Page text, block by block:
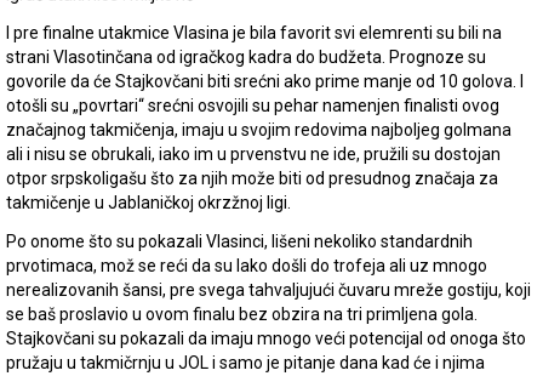
I pre finalne utakmice Vlasina je bila favorit svi elemrenti su bili na
strani Vlasotinčana od igračkog kadra do budžeta. Prognoze su
govorile da će Stajkovčani biti srećni ako prime manje od 10 golova. I
otošli su „povrtari“ srećni osvojili su pehar namenjen finalisti ovog
značajnog takmičenja, imaju u svojim redovima najboljeg golmana
ali i nisu se obrukali, iako im u prvenstvu ne ide, pružili su dostojan
otpor srpskoligašu što za njih može biti od presudnog značaja za
takmičenje u Jablaničkoj okrzžnoj ligi.
Po onome što su pokazali Vlasinci, lišeni nekoliko standardnih
prvotimaca, mož se reći da su lako došli do trofeja ali uz mnogo
nerealizovanih šansi, pre svega tahvaljujući čuvaru mreže gostiju, koji
se baš proslavio u ovom finalu bez obzira na tri primljena gola.
Stajkovčani su pokazali da imaju mnogo veći potencijal od onoga što
pružaju u takmičrnju u JOL i samo je pitanje dana kad će i njima